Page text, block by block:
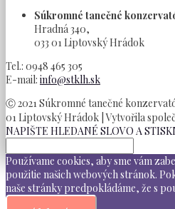
Súkromné tanečné
Hradná 340,
033 01 Liptovský Hrádok
Tel.: 0948 465 305
E-mail: info@stklh.sk
Ⓒ 2021 Súkromné tanečné
01 Liptovský Hrádok | Vytvořila
NAPIŠTE HLEDANÉ SLOVO A
Používame cookies, aby sme vám
použitie našich webových stránok.
naše stránky predpokládáme, že s